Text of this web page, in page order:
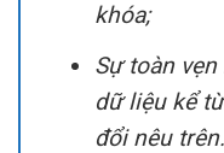
khóa;
Sự toàn
dữ liệu kể
đổi nêu trên.